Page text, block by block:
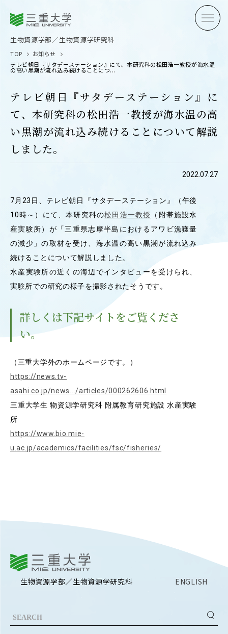
生物資源学部 生物資源学研究科
受験生の方へ 在学生
オープンキャンパス
OUR OPEN
学問探求セミナー
INTERVIEW
インタビュー
学部概要
ACADEMICS
教育（学部・大学院等）
入試情報
CAMPUS LIFE
CENTERS
TOP
お知らせ
テレビ朝日『サタデーステーション』にて、本研究科の松田浩一教授が海水温
の高い黒潮が流れ込み続けることにつ...
テレビ朝日『サタデーステーション』に
て、本研究科の松田浩一教授が海水温の高
い黒潮が流れ込み続けることについて解説
しました。
2022.07.27
7月23日、テレビ朝日『サタデーステーション』（午後
10時～）にて、本研究科の松田浩一教授 （附帯施設水
産実験所）が「三重県志摩半島におけるアワビ漁獲量
の減少」の取材を受け、海水温の高い黒潮が流れ込み
続けることについて解説しました。
水産実験所の近くの海辺でインタビューを受けられ、
実験所での研究の様子を撮影されたそうです。
詳しくは下記サイトをご覧くださ
い。
（三重大学外のホームページです。）
https://news.tv-
asahi.co.jp/news.../articles/000262606.html
三重大学生 物資源学研究科 附属教育研究施設 水産実験
所
https://www.bio.mie-
u.ac.jp/academics/facilities/fsc/fisheries/
生物資源学部／生物資源学研究科 ENGLISH